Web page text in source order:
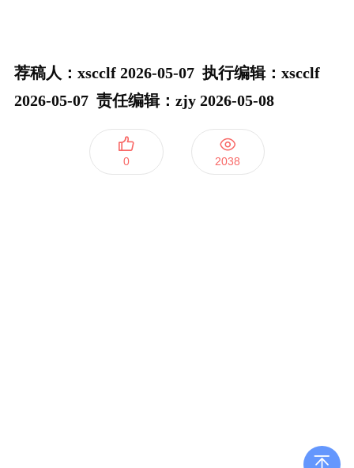
荐稿人：xscclf 2026-05-07 执行编辑： xscclf
2026-05-07 责任编辑：zjy 2026-05-08
0 2038